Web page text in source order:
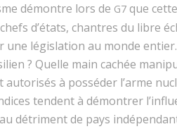
démon­tre lors de G7 que
d’é­tats, chantres du libre
une lég­is­la­tion au monde
? Quelle main cachée
autorisés à pos­séder l’arme
ten­dent à démon­tr­er
détri­ment de pays